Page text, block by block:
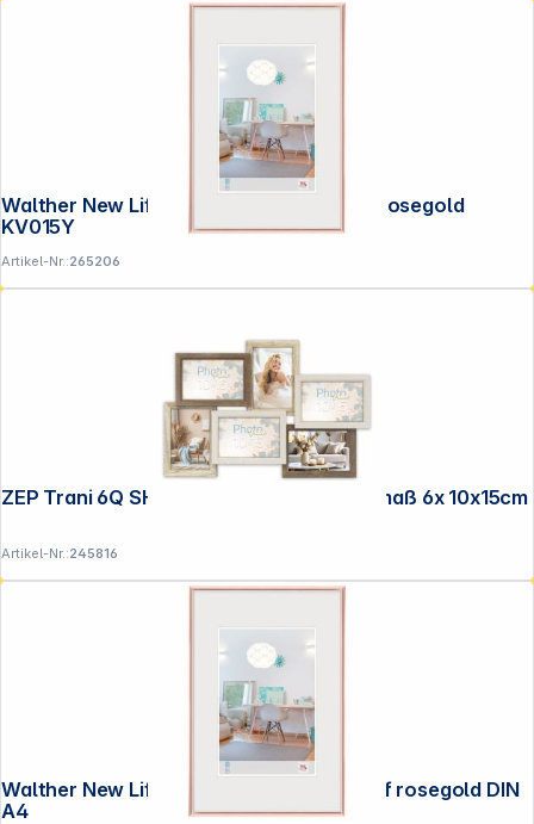
Walther New Lifestyle 10x15 Kunststoff rosegold
KV015Y
Artikel-Nr.:265206
ZEP Trani 6Q SH566 MDF Rahmen Innenmaß 6x 10x15cm
Artikel-Nr.:245816
Walther New Lifestyle 21x29,7 Kunststoff rosegold DIN
A4
Copyright © 2001 - 2026 DGH - Alle Rechte vorbehalten.